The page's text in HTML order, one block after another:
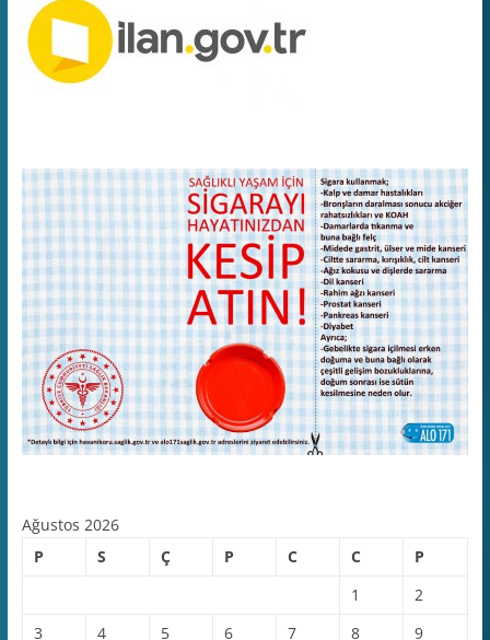
Ağustos 2026
P
S Ç P C C
P
1
2
3
4 5 6 7 8 9